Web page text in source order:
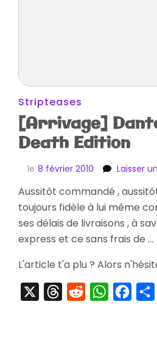
Stripteases
[Arrivage]
Death Edition
le 8 février 2010 Laisser
Aussitôt commandé ,
toujours fidèle à lui même
ses délais de livraisons , à
express et ce sans frais de …
L'article t'a plu ? Alors
ThreadsRedditWhatsApp